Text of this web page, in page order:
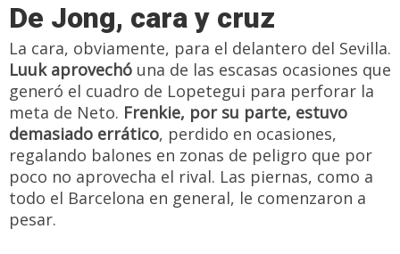
De Jong, cara y cruz
La cara, obviamente, para el delantero del Sevilla.
Luuk aprovechó una de las escasas ocasiones que
generó el cuadro de Lopetegui para perforar la
meta de Neto. Frenkie, por su parte, estuvo
demasiado errático, perdido en ocasiones,
regalando balones en zonas de peligro que por
poco no aprovecha el rival. Las piernas, como a
todo el Barcelona en general, le comenzaron a
pesar.